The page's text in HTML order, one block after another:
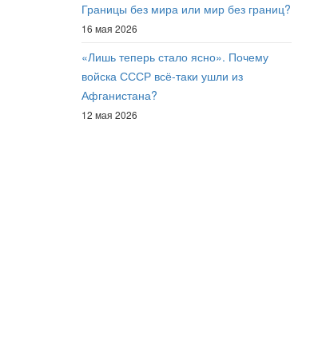
Границы без мира или мир без границ?
16 мая 2026
«Лишь теперь стало ясно». Почему
войска СССР всё-таки ушли из
Афганистана?
12 мая 2026